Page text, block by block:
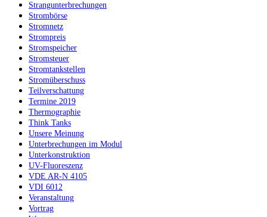
Strangunterbrechungen
Strombörse
Stromnetz
Strompreis
Stromspeicher
Stromsteuer
Stromtankstellen
Stromüberschuss
Teilverschattung
Termine 2019
Thermographie
Think Tanks
Unsere Meinung
Unterbrechungen im Modul
Unterkonstruktion
UV-Fluoreszenz
VDE AR-N 4105
VDI 6012
Veranstaltung
Vortrag